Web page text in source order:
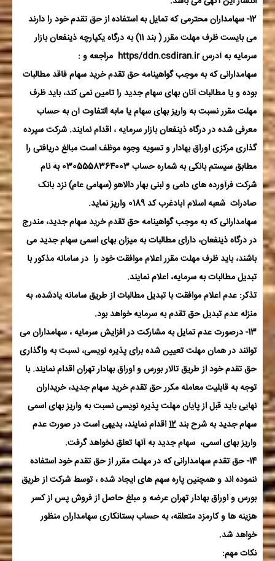
12- سهامداران محترمی که تمایل به استفاده از حق تقدم خود را دارند
می بایست ظرف مهلت مقرر ( بند 11) به درگاه یکپارچه ذینفعان بازار
سرمایه به آدرسhttps/ddn.csdiran.ir مراجعه و :
سهامدارانی که به موجب گواهینامه حق تقدم خرید سهام فاقد مطالبات
بوده و یا مطالبات آنان بهای سهام جدید را تامین نمی کند، باید ظرف
مهلت مقرر نسبت به واریز بهای سهام یا مابه التفاوت آن به حساب
معرفی شده در درگاه ذینفعان بازار سرمایه ، اقدام نمایند. شرکت سپرده
گذاری مرکزی اوراق بهادار و تسویه وجوه موظف است مبالغ دریافتی را
مطابق سیستم بانکی به شماره حساب 0305558364003 به نام
شرکت فرآورده های دامی و لبنی بهار دالاهو (سهامی عام) نزد بانک
صادرات شعبه اسلام آبادغرب کد 0189 واریز نماید.
سهامدارانی که به موجب گواهینامه حق تقدم خرید سهام جدید، مندرج
در درگاه ذینفعان، دارای مطالبات به میزان بهای اسمی سهام جدید می
باشند، باید ظرف مهلت مقرر اعلام موافقت خود را در سامانه مذکور با
تبدیل مطالبات به سرمایه، اعلام نمایند.
تذکر: عدم اعلام موافقت با تبدیل مطالبات از طریق سامانه یادشده، به
منزله عدم تبدیل حق تقدم به سرمایه خواهد بود.
13- درصورت عدم تمایل به مشارکت در افزایش سرمایه ، سهامداران می
توانند در همان مهلت تعیین شده برای پذیره نویسی، نسبت به واگذاری
حق تقدم خود از طریق تالار بورس و اوراق بهادار تهران اقدام نمایند. با
توجه به قابلیت معامله مکرر حق تقدم خرید سهام جدید، خریداران
نهایی باید قبل از پایان مهلت پذیره نویسی نسبت به واریز بهای اسمی
سهام جدید به شرح بند12اقدام نمایند، بدیهی است در صورت عدم
واریز بهای اسمی، سهام جدید به آنها تعلق نخواهد گرفت.
14- حق تقدم سهامدارانی که در مهلت مقرر از حق تقدم خود استفاده
ننموده اند و همچنین پاره سهم های ایجاد شده ، توسط شرکت از طریق
بورس و اوراق بهادار تهران عرضه و مبلغ حاصل از فروش پس از کسر
هزینه ها و کارمزد متعلقه، به حساب بستانکاری سهامداران منظور
خواهد شد.
نکات مهم: